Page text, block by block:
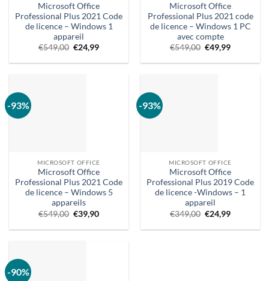
Microsoft Office
Professional Plus 2021 Code
de licence – Windows 1
appareil
€549,00 Le
prix
d'origine
€24,99Prix
€24,99.
Microsoft Office
Professional Plus 2021 code
de licence – Windows 1 PC
avec compte
€549,00 Le
prix
d'origine
€49,99Prix
:
-93%
MICROSOFT OFFICE
Microsoft Office
Professional Plus 2021 Code
de licence – Windows 5
appareils
€549,00 Le
prix
d'origine
€39,90Le
actuel
-93%
MICROSOFT OFFICE
Microsoft Office
Professional Plus 2019 Code
de licence -Windows – 1
appareil
€349,00 Le
prix
d'origine
€24,99Prix
€24,99.
-90%